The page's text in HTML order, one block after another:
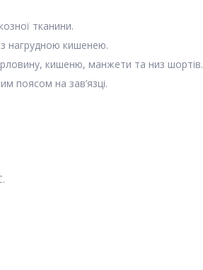
тканини.
нагрудною кишенею.
кишеню, манжети та низ шортів.
поясом на зав’язці.